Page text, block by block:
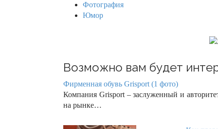
Фотография
Юмор
Возможно вам будет
Фирменная обувь Grisport (1 фото)
Компания Grisport – заслуженный и
на рынке…